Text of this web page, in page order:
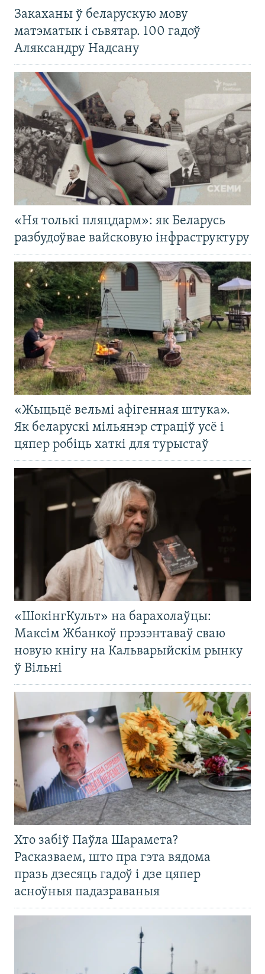
Закаханы ў беларускую мову
матэматык і сьвятар. 100 гадоў
Аляксандру Надсану
«Ня толькі пляцдарм»: як Беларусь
разбудоўвае вайсковую інфраструктуру
«Жыцьцё вельмі афігенная штука».
Як беларускі мільянэр страціў усё і
цяпер робіць хаткі для турыстаў
«ШокінгКульт» на барахолаўцы:
Максім Жбанкоў прэзэнтаваў сваю
новую кнігу на Кальварыйскім рынку
ў Вільні
Хто забіў Паўла Шарамета?
Расказваем, што пра гэта вядома
празь дзесяць гадоў і дзе цяпер
асноўныя падазраваныя